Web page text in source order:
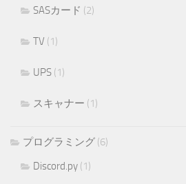
SASカード (2)
TV (1)
UPS (1)
スキャナー (1)
プログラミング (6)
Discord.py (1)